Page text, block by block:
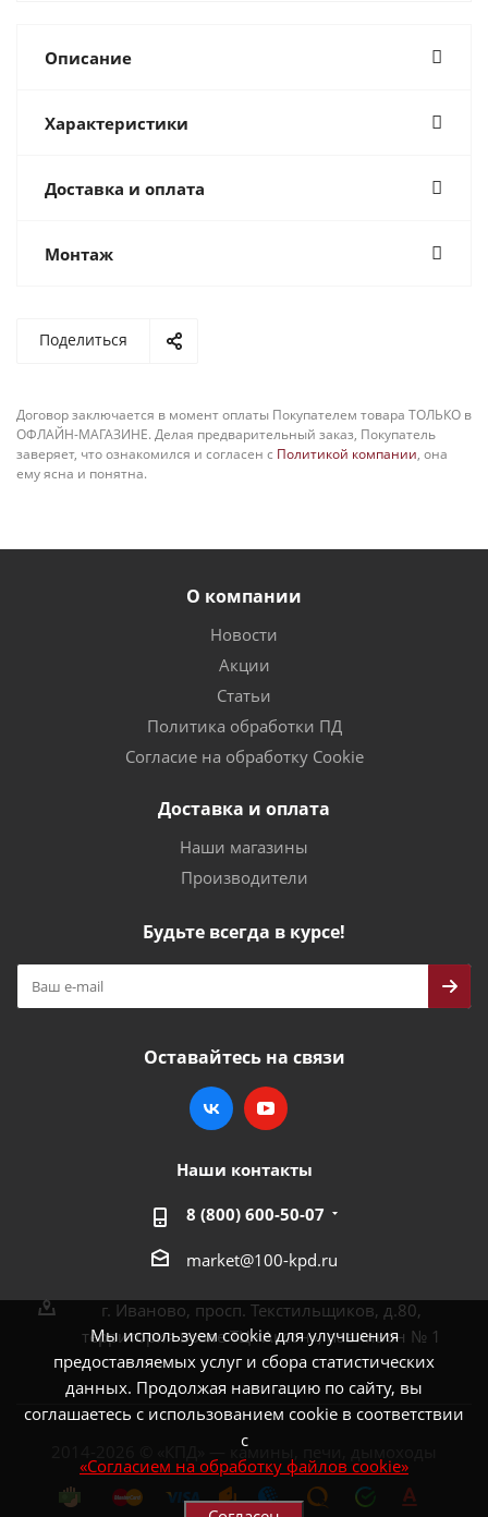
Мы используем cookie для улучшения
предоставляемых услуг и сбора статистических
данных. Продолжая навигацию по сайту, вы
соглашаетесь с использованием cookie в соответствии
с
«Согласием на обработку файлов cookie»
Описание
Характеристики
Доставка и оплата
Монтаж
Поделиться
Договор заключается в момент оплаты Покупателем товара ТОЛЬКО в
ОФЛАЙН-МАГАЗИНЕ. Делая предварительный заказ, Покупатель
заверяет, что ознакомился и согласен с Политикой компании, она
ему ясна и понятна.
О компании
Новости
Акции
Статьи
Политика обработки ПД
Согласие на обработку Cookie
Доставка и оплата
Наши магазины
Производители
Будьте всегда в курсе!
Оставайтесь на связи
Наши контакты
8 (800) 600-50-07
market@100-kpd.ru
г. Иваново, просп. Текстильщиков, д.80,
территория возле ТЦ «Аксон», павильон № 1
2014-2026 © «КПД» — камины, печи, дымоходы